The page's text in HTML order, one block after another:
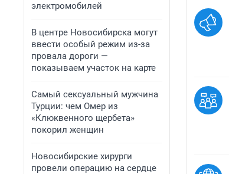
электромобилей
В центре Новосибирска могут
ввести особый режим из-за
провала дороги —
показываем участок на карте
Самый сексуальный мужчина
Турции: чем Омер из
«Клюквенного щербета»
покорил женщин
Новосибирские хирурги
провели операцию на сердце